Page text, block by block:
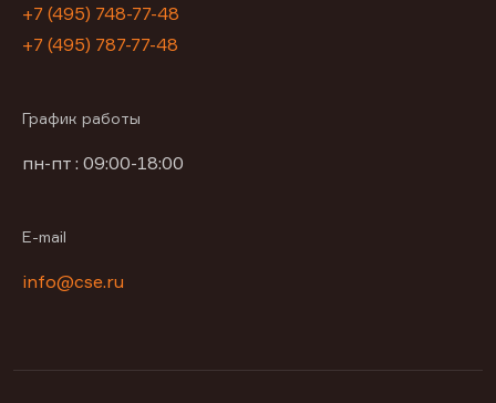
+7 (495) 748-77-48
+7 (495) 787-77-48
График работы
пн-пт : 09:00-18:00
E-mail
info@cse.ru